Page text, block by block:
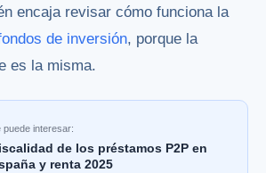
encaja revisar cómo funciona la
de inversión, porque la
es la misma.
puede interesar:
de los préstamos P2P en
y renta 2025